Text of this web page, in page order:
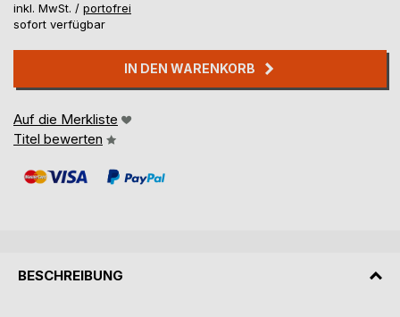
inkl. MwSt. / portofrei
sofort verfügbar
IN DEN WARENKORB
Auf die Merkliste
Titel bewerten
BESCHREIBUNG